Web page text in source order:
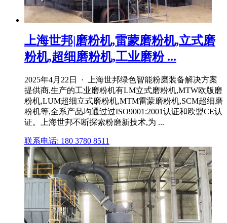
上海世邦|磨粉机,雷蒙磨粉机,立式磨
粉机,超细磨粉机,工业磨粉 ...
2025年4月22日 · 上海世邦绿色智能粉磨装备解决方案
提供商,生产的工业磨粉机有LM立式磨粉机,MTW欧版磨
粉机,LUM超细立式磨粉机,MTM雷蒙磨粉机,SCM超细磨
粉机等,全系产品均通过过ISO9001:2001认证和欧盟CE认
证。上海世邦不断探索粉磨新技术,为 ...
联系电话: 180 3780 8511